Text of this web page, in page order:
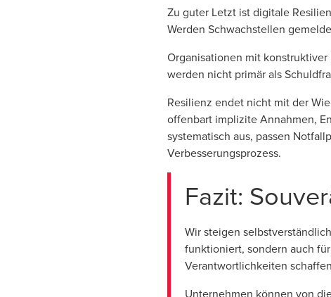
Zu guter Letzt ist digitale
Werden Schwachstellen
Organisationen mit
werden nicht primär als
Resilienz endet nicht mit der
offenbart implizite Annahmen,
systematisch aus, passen
Verbesserungsprozess.
Fazit:
Wir steigen
funktioniert, sondern auch
Verantwortlichkeiten
Unternehmen können von